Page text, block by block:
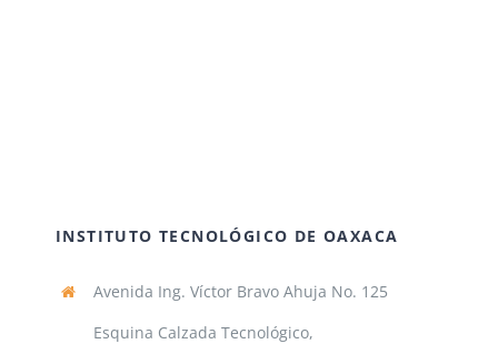
del
Tecnológico
de
Oaxaca
INSTITUTO TECNOLÓGICO DE OAXACA
Avenida Ing. Víctor Bravo Ahuja No. 125
Esquina Calzada Tecnológico,